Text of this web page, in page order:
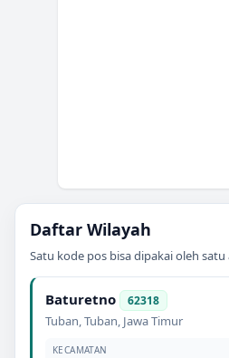
Daftar Wilayah
Satu kode pos bisa dipakai oleh
Baturetno 62318
Tuban,Tuban, Jawa Timur
KECAMATAN